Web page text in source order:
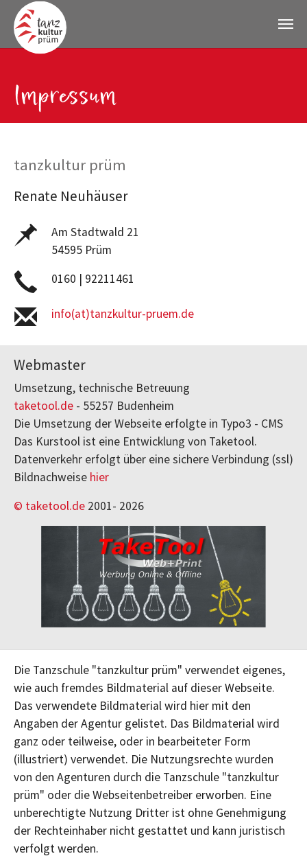
Zum Hauptinhalt springen
Impressum
tanzkultur prüm
Renate Neuhäuser
Am Stadtwald 21
54595 Prüm
0160 | 92211461
info(at)tanzkultur-pruem.de
Webmaster
Umsetzung, technische Betreuung
taketool.de - 55257 Budenheim
Die Umsetzung der Webseite erfolgte in Typo3 - CMS
Das Kurstool ist eine Entwicklung von Taketool.
Datenverkehr erfolgt über eine sichere Verbindung (ssl)
Bildnachweise hier
© taketool.de 2001- 2026
Die Tanzschule "tanzkultur prüm" verwendet eigenes,
wie auch fremdes Bildmaterial auf dieser Webseite.
Das verwendete Bildmaterial wird hier mit den
Angaben der Agentur gelistet. Das Bildmaterial wird
ganz oder teilweise, oder in bearbeiteter Form
(illustriert) verwendet. Die Nutzungsrechte wurden
von den Agenturen durch die Tanzschule "tanzkultur
prüm" oder die Webseitenbetreiber erworben. Eine
unberechtigte Nutzung Dritter ist ohne Genehmigung
der Rechteinhaber nicht gestattet und kann juristisch
verfolgt werden.